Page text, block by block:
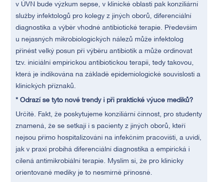
v ÚVN bude výzkum sepse, v klinické oblasti pak konziliární
služby infektologů pro kolegy z jiných oborů, diferenciální
diagnostika a výběr vhodné antibiotické terapie. Především
u nejasných mikrobiologických nálezů může infektolog
přinést velký posun při výběru antibiotik a může ordinovat
tzv. iniciální empirickou antibiotickou terapii, tedy takovou,
která je indikována na základě epidemiologické souvislosti a
klinických příznaků.
* Odrazí se tyto nové trendy i při praktické výuce mediků?
Určitě. Fakt, že poskytujeme konziliární činnost, pro studenty
znamená, že se setkají i s pacienty z jiných oborů, kteří
nejsou přímo hospitalizováni na infekčním pracovišti, a uvidí,
jak v praxi probíhá diferenciální diagnostika a empirická i
cílená antimikrobiální terapie. Myslím si, že pro klinicky
orientované mediky je to nesmírně přínosné.